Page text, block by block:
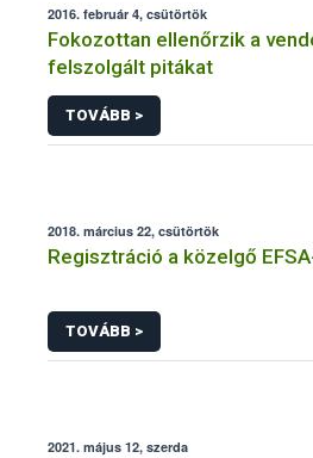
2016. február 4, csütörtök
Fokozottan ellenőrzik a
felszolgált pitákat
TOVÁBB >
2018. március 22, csütörtök
Regisztráció a közelgő
TOVÁBB >
2021. május 12, szerda